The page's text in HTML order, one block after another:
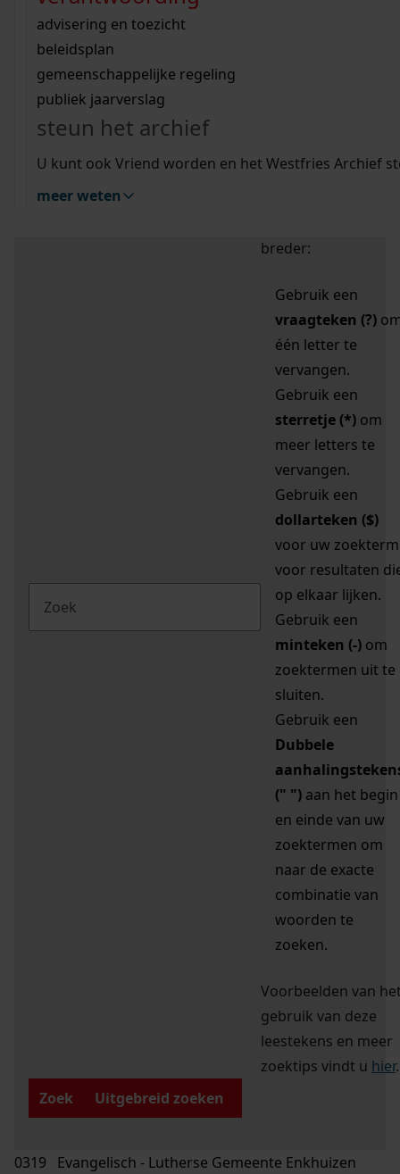
bouwvergunningen
omgevingsvergunningen
vergunningen
beeld en geluid
uitleg nodig?
Wij helpen u op weg met een aantal zoektips.
bekijk alle zoektips
Wij helpen u op weg met een aantal zoektips.
bekijk alle zoektips
bekijk ons geschiedenislokaal
advisering en toezicht
beleidsplan
gemeenschappelijke regeling
publiek jaarverslag
steun het archief
U kunt ook Vriend worden en het Westfries Archief
meer weten
zoektips
Mijn Studiezaal (inloggen)
uw zoekopdracht te
breder:
Gebruik een
vraagteken (?)
één letter te
vervangen.
Gebruik een
sterretje (*) om
meer letters te
vervangen.
Gebruik een
dollarteken ($)
voor uw zoekterm
voor resultaten
op elkaar lijken.
Gebruik een
minteken (-) om
zoektermen uit te
sluiten.
Gebruik een
Dubbele
(" ") aan het begin
en einde van uw
zoektermen om
naar de exacte
combinatie van
woorden te
zoeken.
Voorbeelden van
gebruik van deze
leestekens en meer
zoektips vindt u hier.
Zoek
Uitgebreid zoeken
0319 Evangelisch - Lutherse Gemeente Enkhuizen